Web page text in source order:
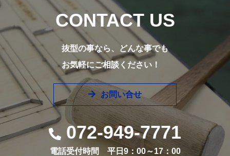
CONTACT US
抜型の事なら、どんな事でも
お気軽にご相談ください！
お問い合せ
072-949-7771
電話受付時間 平日9：00～17：00